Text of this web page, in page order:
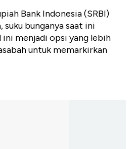
Bank Indonesia (SRBI)
bunganya saat ini
ini menjadi opsi yang lebih
untuk memarkirkan